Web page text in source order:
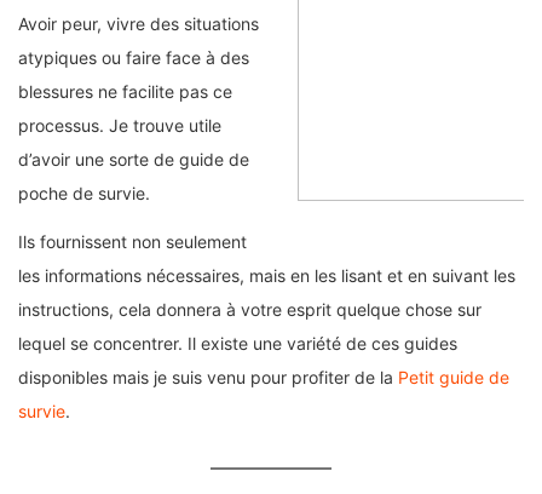
Avoir peur, vivre des situations
atypiques ou faire face à des
blessures ne facilite pas ce
processus. Je trouve utile
d’avoir une sorte de guide de
poche de survie.
Ils fournissent non seulement
les informations nécessaires, mais en les lisant et en suivant les
instructions, cela donnera à votre esprit quelque chose sur
lequel se concentrer. Il existe une variété de ces guides
disponibles mais je suis venu pour profiter de la Petit guide de
survie.